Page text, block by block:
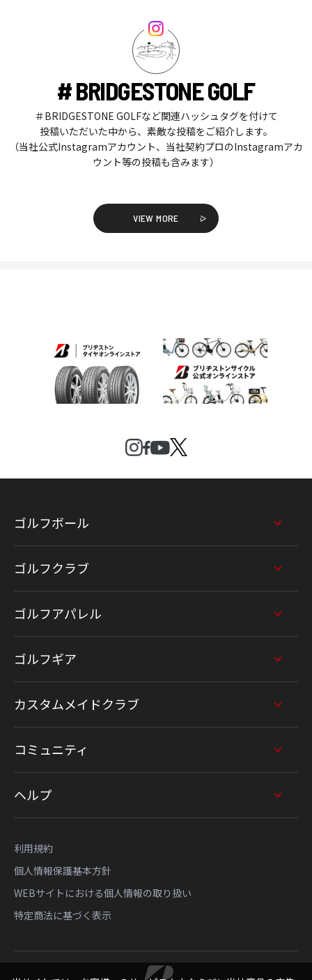
# BRIDGESTONE GOLF
＃BRIDGESTONE GOLFなど関連ハッシュタグを付けて
投稿いただいた中から、素敵な投稿をご紹介します。
（当社公式Instagramアカウント、当社契約プロのInstagramアカ
ウント等の投稿も含みます）
VIEW MORE
ゴルフボール
ゴルフクラブ
ゴルフアパレル
ゴルフギア
カスタムメイドクラブ
コミュニティ
ヘルプ
利用規約
個人情報保護基本方針
WEBサイトにおける個人情報の取り扱い
特定商法に基づく表示